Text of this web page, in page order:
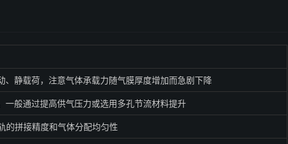
、静载荷，注意气体承载力随气膜厚度增加而急剧下降
一般通过提高供气压力或选用多孔节流材料提升
的拼接精度和气体分配均匀性